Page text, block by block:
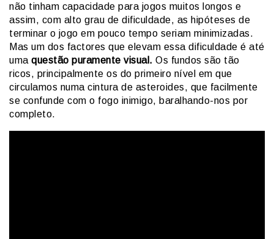
não tinham capacidade para jogos muitos longos e
assim, com alto grau de dificuldade, as hipóteses de
terminar o jogo em pouco tempo seriam minimizadas.
Mas um dos factores que elevam essa dificuldade é até
uma questão puramente visual. Os fundos são tão
ricos, principalmente os do primeiro nível em que
circulamos numa cintura de asteroides, que facilmente
se confunde com o fogo inimigo, baralhando-nos por
completo.